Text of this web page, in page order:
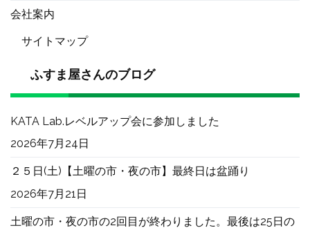
会社案内
サイトマップ
ふすま屋さんのブログ
KATA Lab.レベルアップ会に参加しました
2026年7月24日
２５日(土)【土曜の市・夜の市】最終日は盆踊り
2026年7月21日
土曜の市・夜の市の2回目が終わりました。最後は25日の